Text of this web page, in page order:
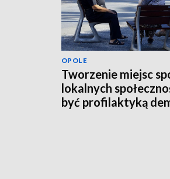
OPOLE
Tworzenie miejsc
lokalnych
być profilaktyką